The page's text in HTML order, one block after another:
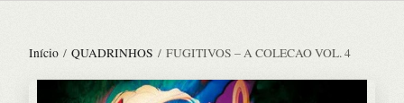
Início / QUADRINHOS / FUGITIVOS – A COLECAO VOL. 4